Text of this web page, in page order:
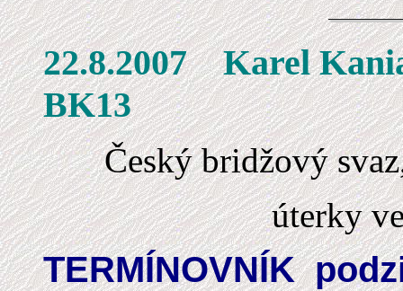
22.8.2007 Karel
BK13
Český bridžový
úterky
TERMÍNOVNÍK